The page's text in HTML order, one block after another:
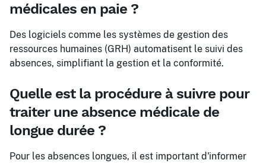
médicales en paie ?
Des logiciels comme les systèmes de gestion des
ressources humaines (GRH) automatisent le suivi des
absences, simplifiant la gestion et la conformité.
Quelle est la procédure à suivre pour
traiter une absence médicale de
longue durée ?
Pour les absences longues, il est important d'informer